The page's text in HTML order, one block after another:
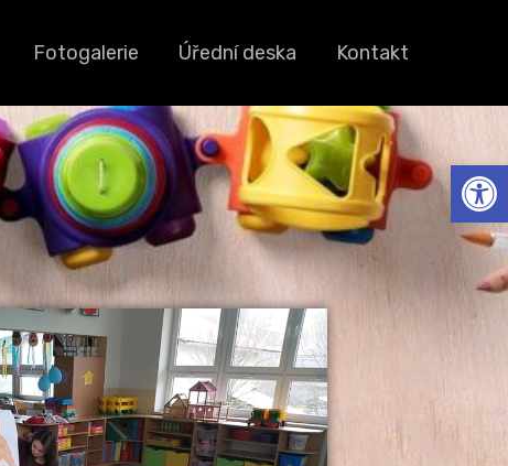
Fotogalerie Úřední deska Kontakt